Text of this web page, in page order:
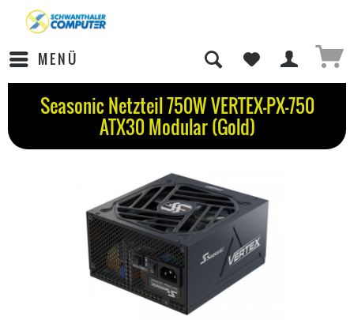
MENÜ
Seasonic Netzteil 750W VERTEX-PX-750
ATX30 Modular (Gold)